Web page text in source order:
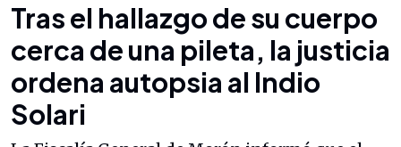
Tras el hallazgo de su cuerpo
cerca de una pileta, la justicia
ordena autopsia al Indio
Solari